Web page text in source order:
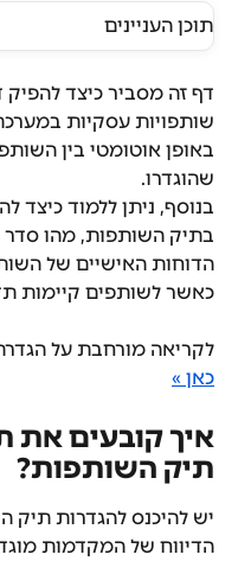
תוכן העניינים
דף זה מסביר כיצד
שותפויות עסקיות
באופן אוטומטי בין
שהוגדרו.
בנוסף, ניתן ללמוד כיצד
בתיק השותפות, מהו סדר
הדוחות האישיים של
כאשר לשותפים קיימות
לקריאה מורחבת על
כאן »
איך קובעים את
תיק השותפות?
יש להיכנס להגדרות תיק
הדיווח של המקדמות